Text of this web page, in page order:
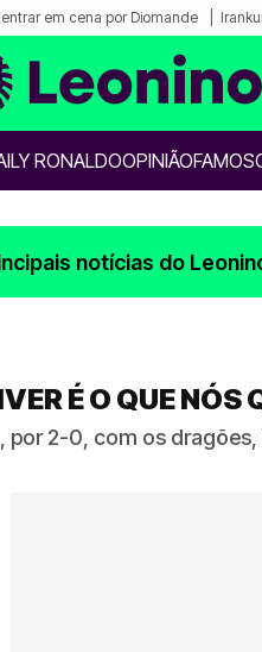
em cena por Diomande
RONALDOOPINIÃO
notícias do
É O QUE NÓS
por 2-0, com os